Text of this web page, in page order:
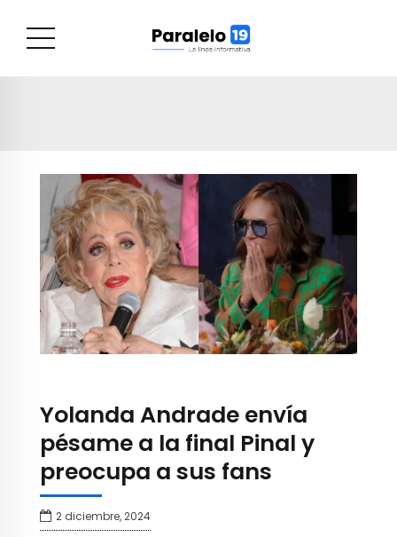
Yolanda Andrade envía
pésame a la final Pinal y
preocupa a sus fans
2 diciembre, 2024